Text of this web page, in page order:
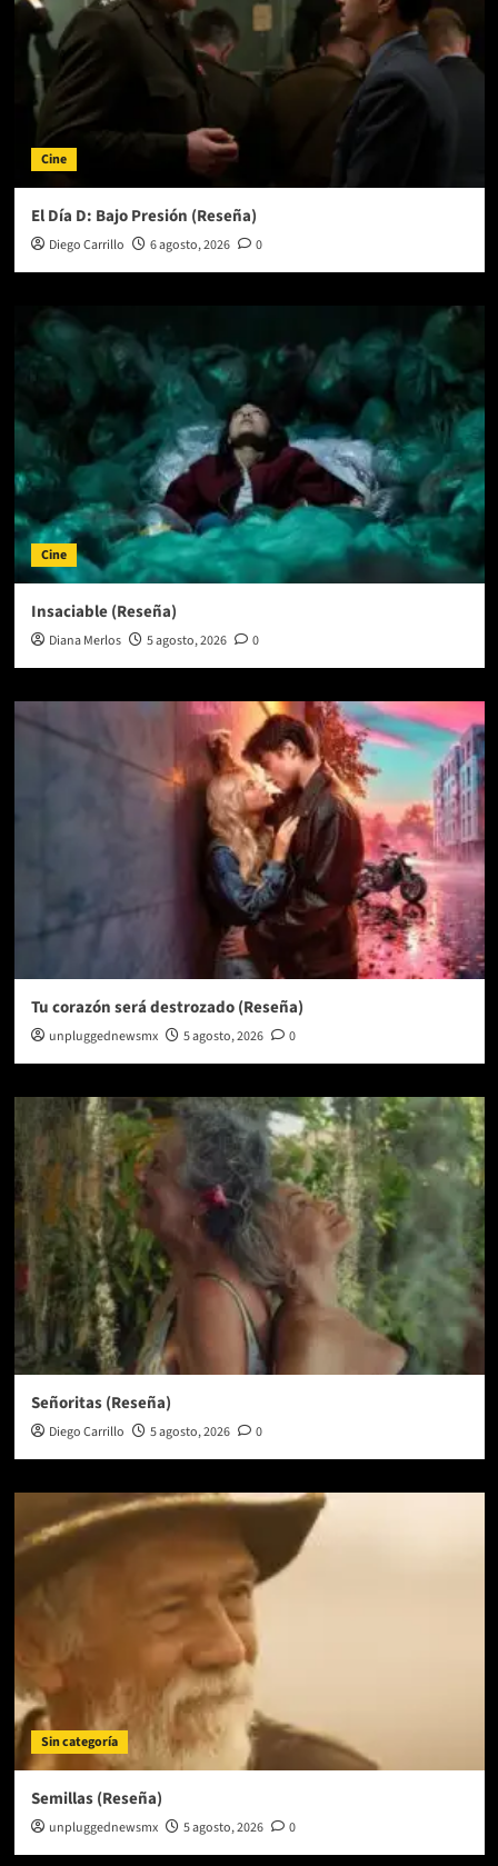
Cine
El Día D: Bajo Presión (Reseña)
Diego Carrillo 6 agosto, 2026 0
Cine
Insaciable (Reseña)
Diana Merlos 5 agosto, 2026 0
Tu corazón será destrozado (Reseña)
unpluggednewsmx 5 agosto, 2026 0
Señoritas (Reseña)
Diego Carrillo 5 agosto, 2026 0
Sin categoría
Semillas (Reseña)
unpluggednewsmx 5 agosto, 2026 0